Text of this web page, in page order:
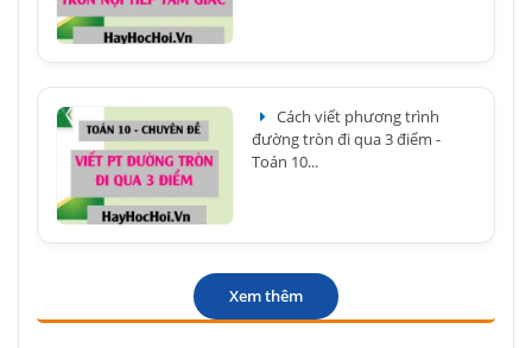
Cách viết phương trình
đường tròn đi qua 3 điểm -
Toán 10...
Xem thêm